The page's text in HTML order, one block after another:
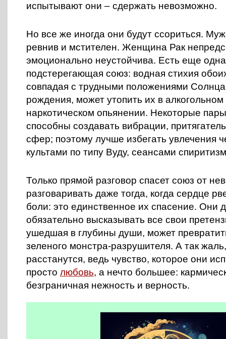
испытывают они – сдержать невозможно.
Но все же иногда они будут ссориться.
ревнив и мстителен. Женщина Рак
эмоционально неустойчива. Есть еще
подстерегающая союз: водная стихия
совпадая с трудными положениями Солнца
рождения, может утопить их в алкогольном
наркотическом опьянении. Некоторые
способны создавать вибрации,
сфер; поэтому лучше избегать увлечения
культами по типу Вуду, сеансами
Только прямой разговор спасет союз от
разговаривать даже тогда, когда сердце
боли: это единственное их спасение. Они
обязательно высказывать все свои
ушедшая в глубины души, может
зеленого монстра-разрушителя. А так
расстанутся, ведь чувство, которое они
просто любовь, а нечто большее:
безграничная нежность и верность.